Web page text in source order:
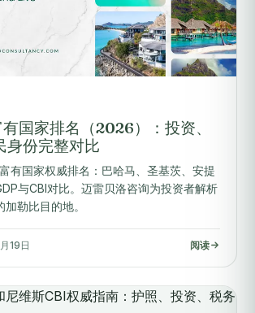
国家排名（2026）：投资、
身份完整对比
有国家权威排名：巴哈马、圣基茨、安提
与CBI对比。迈雷贝洛咨询为投资者解析
勒比目的地。
19日 阅读